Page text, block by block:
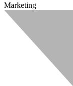
Marketing